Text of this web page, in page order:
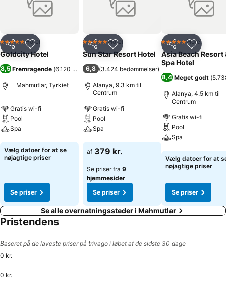
Del Føj til favoritter
5 StjernerHotel
Goldcity Hotel
8,5 Fremragende (6.120 bedømmelser)
Mahmutlar, Tyrkiet
Gratis wi-fi
Pool
Spa
Se priser
Vælg datoer for at se
nøjagtige priser
Se priser
Del Føj til favoritter
5 StjernerHotel
Sun Star Resort Hotel
6,8 (3.424 bedømmelser)
Alanya, 9.3 km til
Centrum
Gratis wi-fi
Pool
Spa
Se priser
af 379 kr.
Se priser fra 9
hjemmesider
Se priser
Del Føj til
5 StjernerHotel
Asia Beach Resort
Spa Hotel
8,4 Meget godt (
Alanya, 4.5 km til
Centrum
Gratis wi-fi
Pool
Spa
Se priser
Vælg datoer for at
nøjagtige priser
Se priser
Se alle overnatningssteder i Mahmutlar
Pristendens
Baseret på de laveste priser på trivago i løbet af de sidste 30 dage
0 kr.
0 kr.